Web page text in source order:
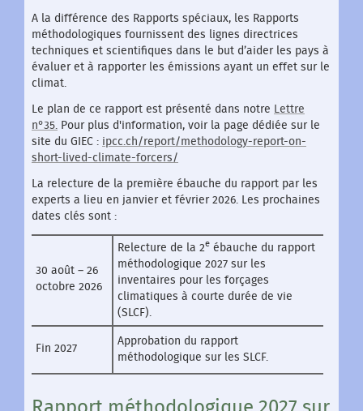
A la différence des Rapports spéciaux, les Rapports
méthodologiques fournissent des lignes directrices
techniques et scientifiques dans le but d’aider les pays à
évaluer et à rapporter les émissions ayant un effet sur le
climat.
Le plan de ce rapport est présenté dans notre
Lettre
n°35.
Pour plus d'information, voir la page dédiée sur le
site du GIEC : ipcc.ch/report/methodology-report-on-
short-lived-climate-forcers/
La relecture de la première ébauche du rapport par les
experts a lieu en janvier et février 2026. Les prochaines
dates clés sont :
30 août – 26
octobre 2026
Relecture de la 2e ébauche du rapport
méthodologique 2027 sur les
inventaires pour les forçages
climatiques à courte durée de vie
(SLCF).
Fin 2027
Approbation du rapport
méthodologique sur les SLCF.